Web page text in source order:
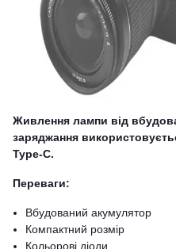
Живлення лампи від
заряджання
Type-C.
Переваги:
Вбудований акумулятор
Компактний розмір
Кольорові діоди